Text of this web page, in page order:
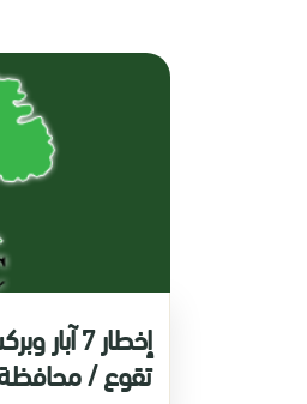
إخطار 7
تقوع /